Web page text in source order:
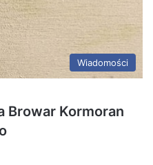
Wiadomości
Browar Kormoran